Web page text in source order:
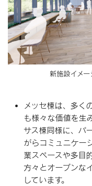
新施設イメー
メッセ棟は、多く
も様々な価値を生
サス棟同様に、パ
がらコミュニケー
業スペースや多目
方々とオープンな
しています。